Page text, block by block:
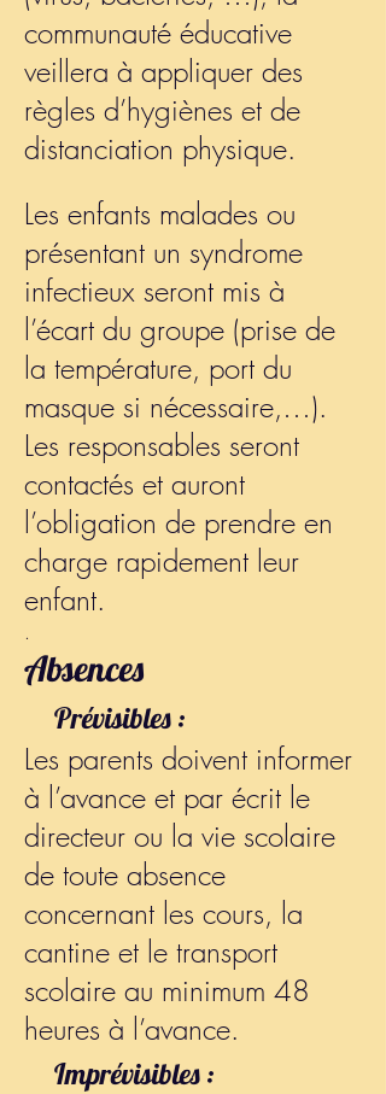
communauté éducative
veillera à appliquer des
règles d’hygiènes et de
distanciation physique.
Les enfants malades ou
présentant un syndrome
infectieux seront mis à
l’écart du groupe (prise de
la température, port du
masque si nécessaire,…).
Les responsables seront
contactés et auront
l’obligation de prendre en
charge rapidement leur
enfant.
.
Absences
Prévisibles :
Les parents doivent informer
à l’avance et par écrit le
directeur ou la vie scolaire
de toute absence
concernant les cours, la
cantine et le transport
scolaire au minimum 48
heures à l’avance.
Imprévisibles :